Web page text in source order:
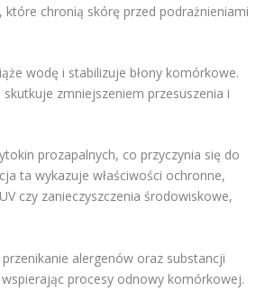
które chronią skórę przed podrażnieniami
wodę i stabilizuje błony komórkowe.
zmniejszeniem przesuszenia i
prozapalnych, co przyczynia się do
ta wykazuje właściwości ochronne,
czy zanieczyszczenia środowiskowe,
alergenów oraz substancji
procesy odnowy komórkowej.